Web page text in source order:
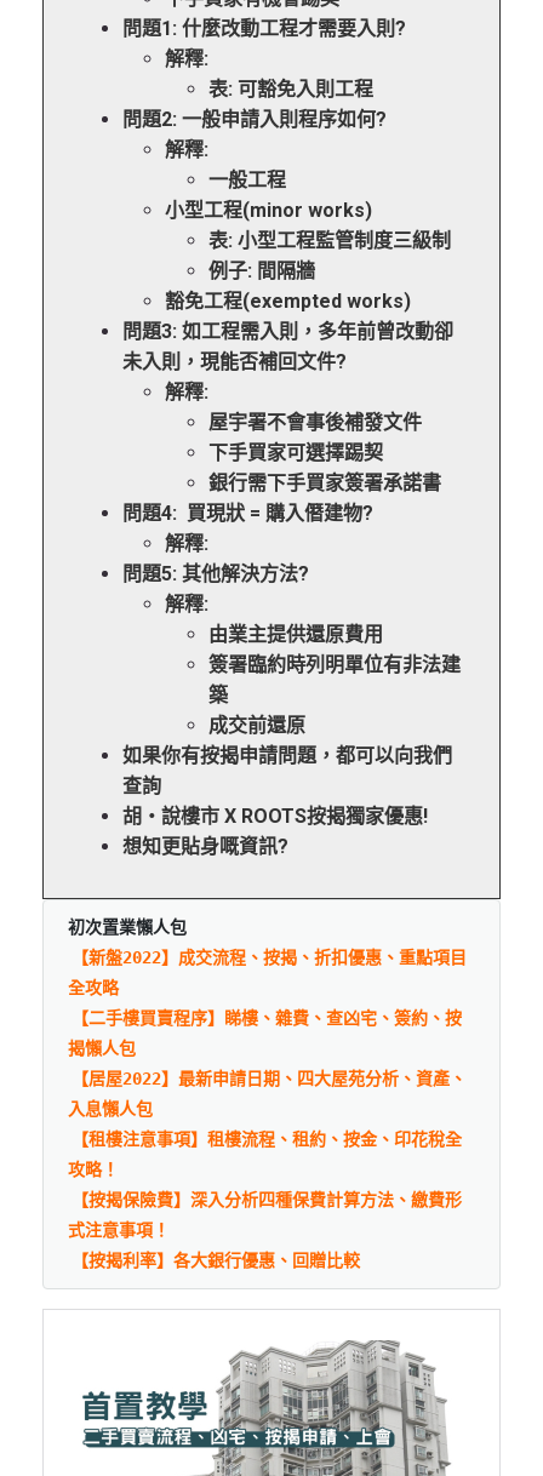
問題1: 什麼改動工程才需要入則?
解釋:
表: 可豁免入則工程
問題2: 一般申請入則程序如何?
解釋:
一般工程
小型工程(minor works)
表: 小型工程監管制度三級制
例子: 間隔牆
豁免工程(exempted works)
問題3: 如工程需入則，多年前曾改動卻
未入則，現能否補回文件?
解釋:
屋宇署不會事後補發文件
下手買家可選擇踢契
銀行需下手買家簽署承諾書
問題4: 買現狀 = 購入僭建物?
解釋:
問題5: 其他解決方法?
解釋:
由業主提供還原費用
簽署臨約時列明單位有非法建
築
成交前還原
如果你有按揭申請問題，都可以向我們
查詢
胡‧說樓市 X ROOTS按揭獨家優惠!
想知更貼身嘅資訊?
初次置業懶人包
【新盤2022】成交流程、按揭、折扣優惠、重點項目
全攻略
【二手樓買賣程序】睇樓、雜費、查凶宅、簽約、按
揭懶人包
【居屋2022】最新申請日期、四大屋苑分析、資產、
入息懶人包
【租樓注意事項】租樓流程、租約、按金、印花稅全
攻略！
【按揭保險費】深入分析四種保費計算方法、繳費形
式注意事項！
【按揭利率】各大銀行優惠、回贈比較